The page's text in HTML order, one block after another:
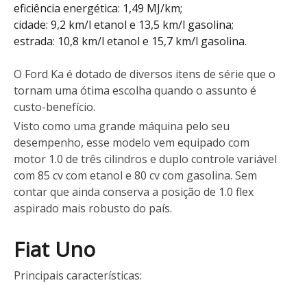
eficiência energética: 1,49 MJ/km;
cidade: 9,2 km/l etanol e 13,5 km/l gasolina;
estrada: 10,8 km/l etanol e 15,7 km/l gasolina.
O Ford Ka é dotado de diversos itens de série que o
tornam uma ótima escolha quando o assunto é
custo-benefício.
Visto como uma grande máquina pelo seu
desempenho, esse modelo vem equipado com
motor 1.0 de três cilindros e duplo controle variável
com 85 cv com etanol e 80 cv com gasolina. Sem
contar que ainda conserva a posição de 1.0 flex
aspirado mais robusto do país.
Fiat Uno
Principais características: